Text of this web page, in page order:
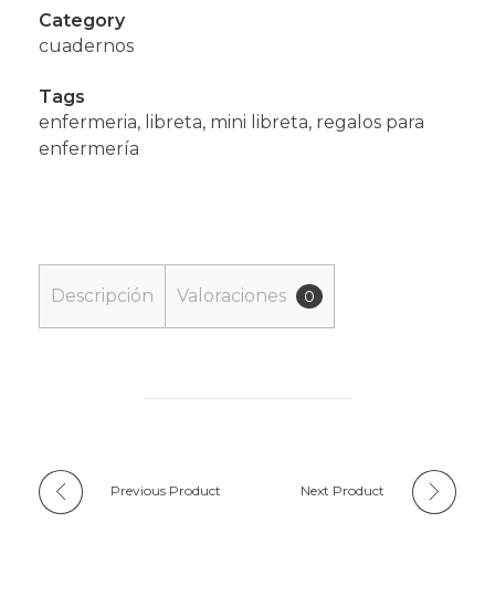
Category
cuadernos
Tags
enfermeria, libreta, mini libreta, regalos para
enfermería
Descripción Valoraciones 0
Previous Product Next Product